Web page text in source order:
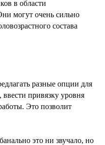
в области
могут очень сильно
состава
разные опции для
ввести привязку уровня
Это позволит
это ни звучало, но